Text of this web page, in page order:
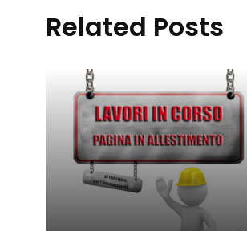
Related Posts